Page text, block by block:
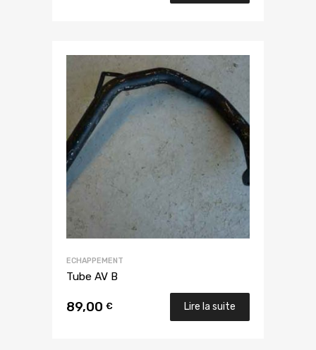
ECHAPPEMENT
Tube AV B
89,00 € Lire la suite